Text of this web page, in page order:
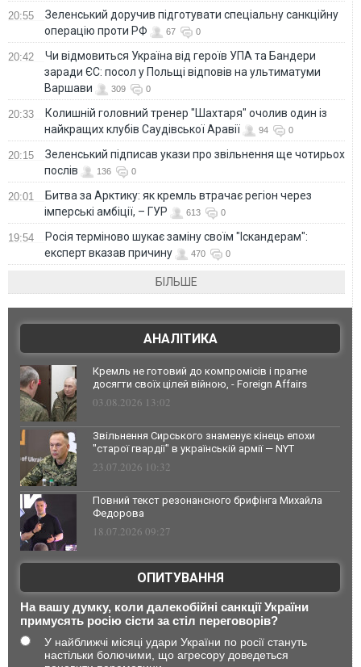
20:55
Зеленський доручив підготувати спеціальну санкційну
операцію проти РФ
67 0
20:42
Чи відмовиться Україна від героїв УПА та Бандери
заради ЄС: посол у Польщі відповів на ультиматуми
Варшави
309 0
20:33
Колишній головний тренер "Шахтаря" очолив один із
найкращих клубів Саудівської Аравії
94 0
20:15
Зеленський підписав укази про звільнення ще чотирьох
послів
136 0
20:01
Битва за Арктику: як кремль втрачає регіон через
імперські амбіції, – ГУР
613 0
19:54
Росія терміново шукає заміну своїм "Іскандерам":
експерт вказав причину
470 0
БІЛЬШЕ
АНАЛІТИКА
Кремль не готовий до компромісів і прагне
досягти своїх цілей війною, - Foreign Affairs
03.08.2026 13:02
Звільнення Сирського знаменує кінець епохи
"старої гвардії" в українській армії — NYT
23.07.2026 10:32
Повний текст резонансного брифінга Михайла
Федорова
18.07.2026 09:27
ОПИТУВАННЯ
На вашу думку, коли далекобійні санкції України
примусять росію сісти за стіл переговорів?
У найближчі місяці удари України по росії стануть
настільки болючими, що агресору доведеться